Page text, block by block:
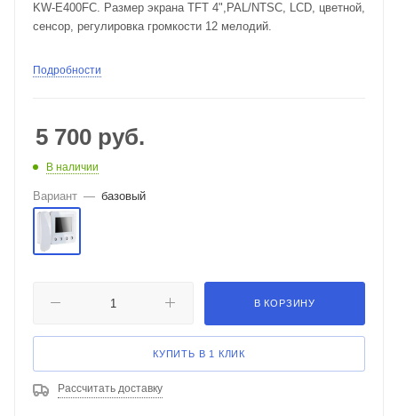
KW-E400FC. Размер экрана TFT 4",PAL/NTSC, LCD, цветной,
сенсор, регулировка громкости 12 мелодий.
Подробности
5 700 руб.
В наличии
Вариант — базовый
В КОРЗИНУ
КУПИТЬ В 1 КЛИК
Рассчитать доставку